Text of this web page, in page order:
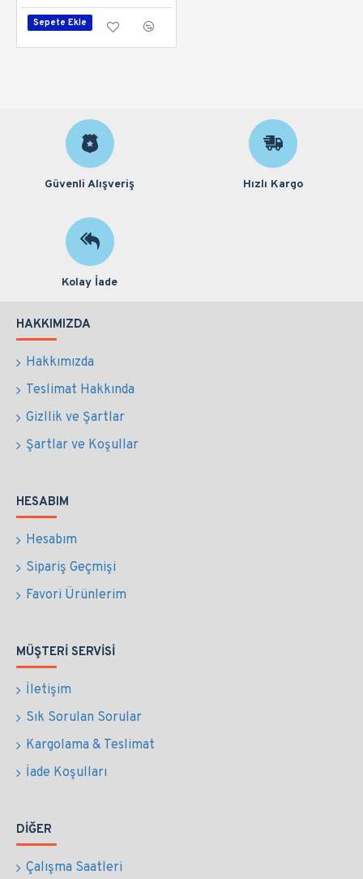
Sepete Ekle
Güvenli Alışveriş Hızlı Kargo
Kolay İade
HAKKIMIZDA
Hakkımızda
Teslimat Hakkında
Gizllik ve Şartlar
Şartlar ve Koşullar
HESABIM
Hesabım
Sipariş Geçmişi
Favori Ürünlerim
MÜŞTERI SERVISI
İletişim
Sık Sorulan Sorular
Kargolama & Teslimat
İade Koşulları
DIĞER
Çalışma Saatleri